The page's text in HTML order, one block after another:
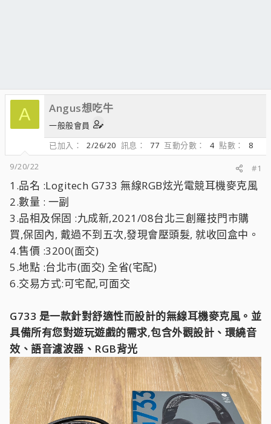
A Angus想吃牛
一般般會員
已加入
2/26/20 訊息 77 互動分數 4 點數
8
9/20/22
#1
1.品名 :Logitech G733 無線RGB炫光電競耳機麥克風
2.數量 : 一副
3.品相及保固 :九成新,2021/08台北三創羅技門市購
買,保固內, 戴過不到五次,發現會壓頭髮, 就收回盒中。
4.售價 :3200(面交)
5.地點 :台北市(面交) 全省(宅配)
6.交易方式:可宅配,可面交
G733 是一款針對舒適性而設計的無線耳機麥克風。並
具備所有您對遊玩遊戲的需求,包含外觀設計、環繞音
效、語音濾波器、RGB背光